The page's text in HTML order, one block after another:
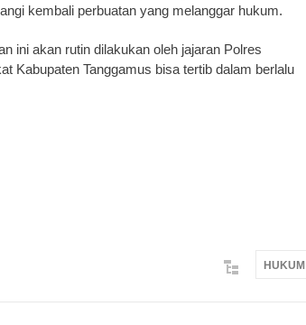
kembali perbuatan yang melanggar hukum.
ini akan rutin dilakukan oleh jajaran Polres
Kabupaten Tanggamus bisa tertib dalam berlalu
HUKUM